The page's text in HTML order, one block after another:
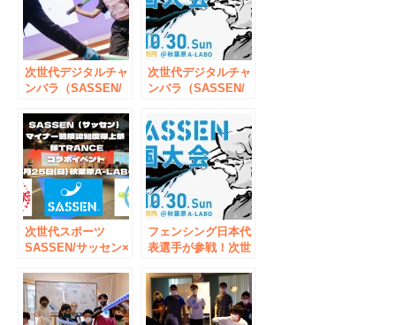
開催決定！
で3月12日開催決
定！
次世代デジタルチャ
ンバラ（SASSEN/
【風林火山 CUP
2022】を秋葉原（東
京都千代田区）で5
月8日開催決定！
次世代デジタルチャ
ンバラ（SASSEN/
全国大会】を秋葉原
（東京都千代田区）
で10月30日開催決
定！
次世代スポーツ
SASSEN/サッセン×
爆上祭×縁TRANCE
コラボイベント＠秋
葉原
フェンシング日本代
表選手が参戦！次世
ラ（SASSEN/サッ
セン）第一回 全国
大会 in 秋葉原